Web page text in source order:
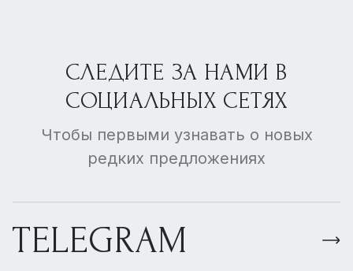
СЛЕДИТЕ ЗА НАМИ В
СОЦИАЛЬНЫХ СЕТЯХ
Чтобы первыми узнавать о новых
редких предложениях
TELEGRAM